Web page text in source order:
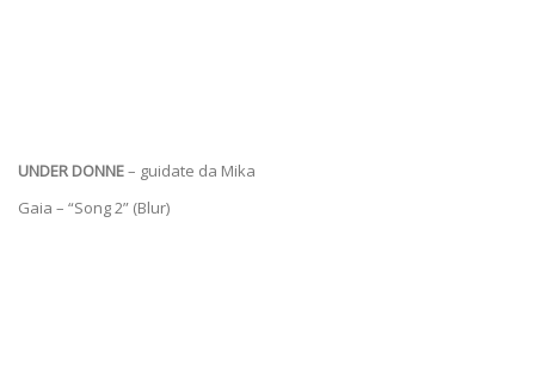
UNDER DONNE– guidate da Mika
Gaia – “Song 2” (Blur)